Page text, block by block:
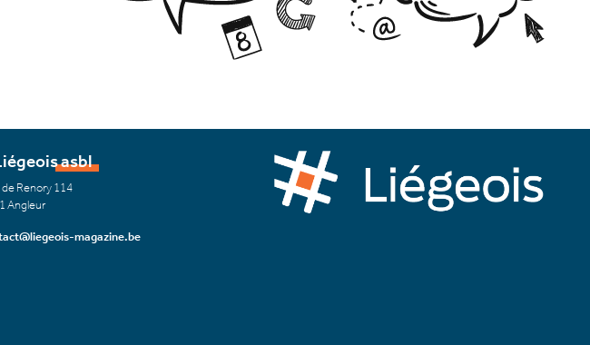
asbl
de Renory 114
Angleur
magazine.be